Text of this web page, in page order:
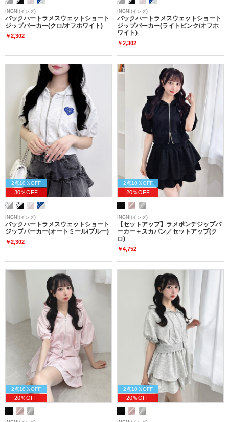
INGNI(イング)
バックハートラメスウェットショート
ジップパーカー(クロ/オフホワイト)
￥2,302
INGNI(イング)
バックハートラメスウェットショート
ジップパーカー(ライトピンク/オフホ
ワイト)
￥2,302
2点10％OFF
30％OFF
INGNI(イング)
バックハートラメスウェットショート
ジップパーカー(オートミール/ブルー)
￥2,302
2点10％OFF
20％OFF
INGNI(イング)
【セットアップ】ラメポンチジップパ
ーカー＋スカパン／セットアップ(ク
ロ)
￥4,752
2点10％OFF
20％OFF
2点10％OFF
20％OFF